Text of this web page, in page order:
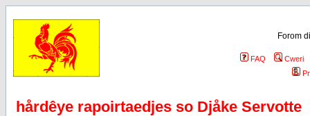
Forom
FAQ
Cweri
hårdêye rapoirtaedjes so Djåke Servotte